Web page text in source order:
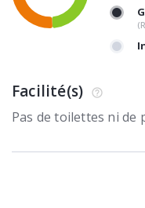
Facilité(s)
Pas de toilettes ni de